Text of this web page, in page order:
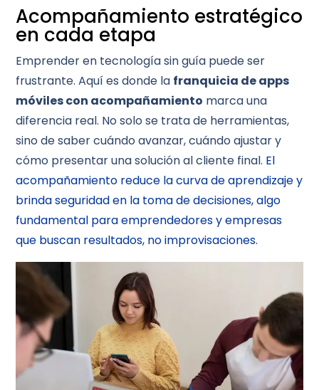
Acompañamiento estratégico
en cada etapa
Emprender en tecnología sin guía puede ser
frustrante. Aquí es donde la franquicia de apps
móviles con acompañamiento marca una
diferencia real. No solo se trata de herramientas,
sino de saber cuándo avanzar, cuándo ajustar y
cómo presentar una solución al cliente final. El
acompañamiento reduce la curva de aprendizaje y
brinda seguridad en la toma de decisiones, algo
fundamental para emprendedores y empresas
que buscan resultados, no improvisaciones.